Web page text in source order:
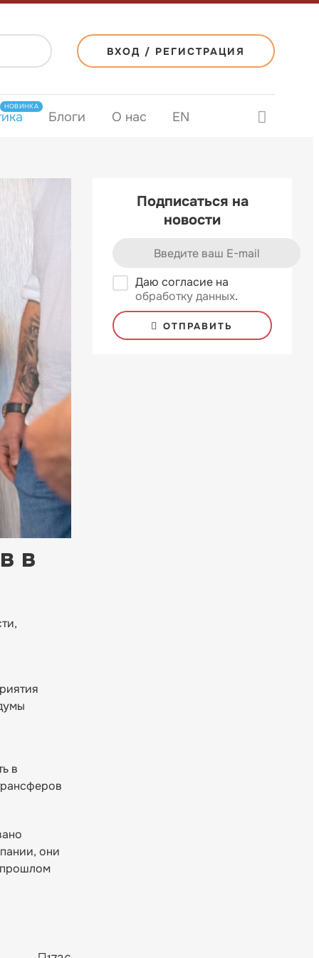
ВХОД / РЕГИСТРАЦИЯ
НОВИНКА
Блоги О нас EN
в
в
они
прошлом
Подписаться на
новости
Даю согласие на
обработку данных.
ОТПРАВИТЬ